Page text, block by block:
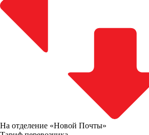
На отделение «Новой Почты»